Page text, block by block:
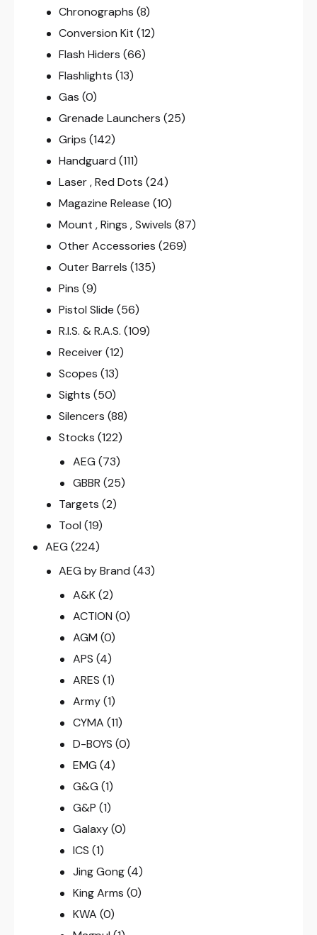
Chronographs (8)
Conversion Kit (12)
Flash Hiders (66)
Flashlights (13)
Gas (0)
Grenade Launchers (25)
Grips (142)
Handguard (111)
Laser , Red Dots (24)
Magazine Release (10)
Mount , Rings , Swivels (87)
Other Accessories (269)
Outer Barrels (135)
Pins (9)
Pistol Slide (56)
R.I.S. & R.A.S. (109)
Receiver (12)
Scopes (13)
Sights (50)
Silencers (88)
Stocks (122)
AEG (73)
GBBR (25)
Targets (2)
Tool (19)
AEG (224)
AEG by Brand (43)
A&K (2)
ACTION (0)
AGM (0)
APS (4)
ARES (1)
Army (1)
CYMA (11)
D-BOYS (0)
EMG (4)
G&G (1)
G&P (1)
Galaxy (0)
ICS (1)
Jing Gong (4)
King Arms (0)
KWA (0)